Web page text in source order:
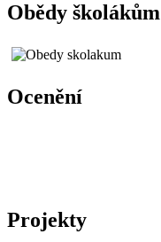
Obědy školákům
Ocenění
Projekty